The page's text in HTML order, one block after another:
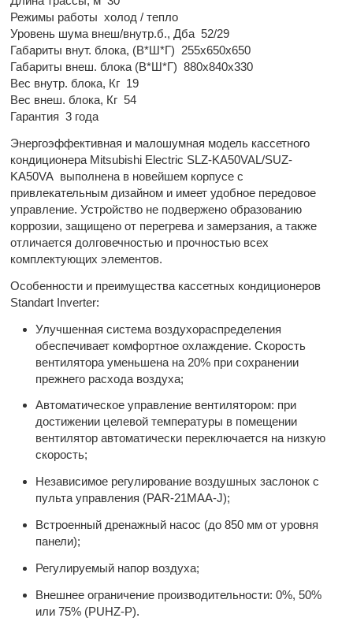
Режимы работы холод / тепло
Уровень шума внеш/внутр.б., Дба 52/29
Габариты внут. блока, (В*Ш*Г) 255x650x650
Габариты внеш. блока (В*Ш*Г) 880x840x330
Вес внутр. блока, Кг 19
Вес внеш. блока, Кг 54
Гарантия 3 года
Энергоэффективная и малошумная модель кассетного
кондиционера Mitsubishi Electric SLZ-KA50VAL/SUZ-
KA50VA выполнена в новейшем корпусе с
привлекательным дизайном и имеет удобное передовое
управление. Устройство не подвержено образованию
коррозии, защищено от перегрева и замерзания, а также
отличается долговечностью и прочностью всех
комплектующих элементов.
Особенности и преимущества кассетных кондиционеров
Standart Inverter:
Улучшенная система воздухораспределения
обеспечивает комфортное охлаждение. Скорость
вентилятора уменьшена на 20% при сохранении
прежнего расхода воздуха;
Автоматическое управление вентилятором: при
достижении целевой температуры в помещении
вентилятор автоматически переключается на низкую
скорость;
Независимое регулирование воздушных заслонок с
пульта управления (PAR-21MAA-J);
Встроенный дренажный насос (до 850 мм от уровня
панели);
Регулируемый напор воздуха;
Внешнее ограничение производительности: 0%, 50%
или 75% (PUHZ-P).